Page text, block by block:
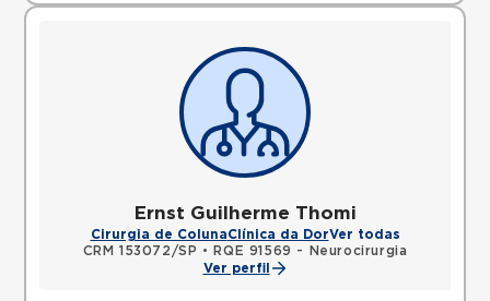
Ernst Guilherme Thomi
Cirurgia de ColunaClínica da DorVer todas
CRM 153072/SP •
RQE 91569 - Neurocirurgia
Ver perfil